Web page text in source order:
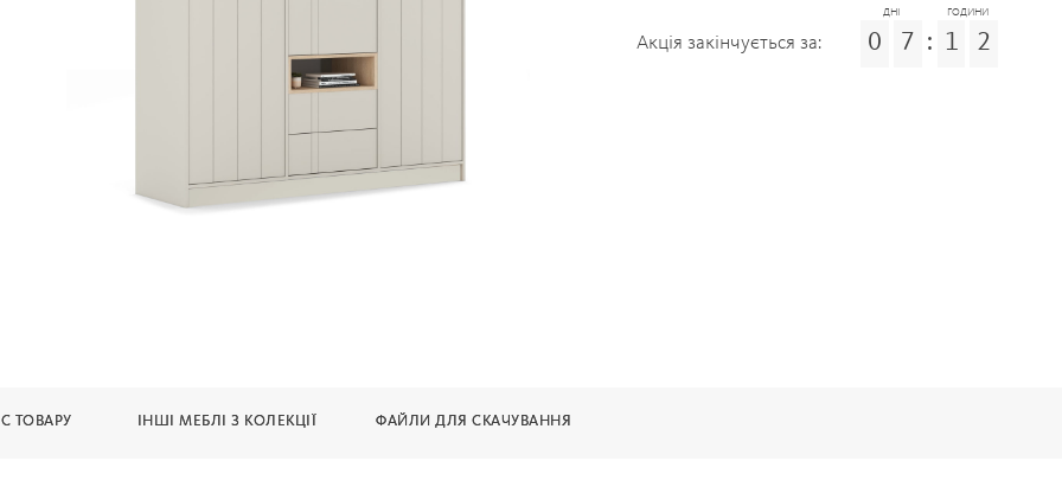
Акція закінчується за:
ДНІ
0 7 :
ГОДИНИ
1 2
ТОВАРУ ІНШІ МЕБЛІ З КОЛЕКЦІЇ ФАЙЛИ ДЛЯ СКАЧУВАННЯ